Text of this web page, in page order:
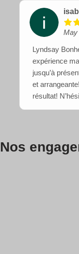
May
Lyndsay
expérience
jusqu’à
et
résultat!
Nos